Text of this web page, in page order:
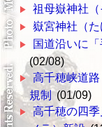
祖母嶽神社（
嶽宮神社（
国道沿いに
(02/08)
高千穂峡道
規制(01/09)
高千穂の四